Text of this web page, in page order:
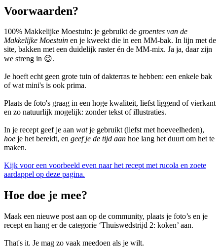
Voorwaarden?
100% Makkelijke Moestuin: je gebruikt de groentes van de
Makkelijke Moestuin en je kweekt die in een MM-bak. In lijn met de
site, bakken met een duidelijk raster én de MM-mix. Ja ja, daar zijn
we streng in 😉.
Je hoeft echt geen grote tuin of dakterras te hebben: een enkele bak
of wat mini's is ook prima.
Plaats de foto's graag in een hoge kwaliteit, liefst liggend of vierkant
en zo natuurlijk mogelijk: zonder tekst of illustraties.
In je recept geef je aan watje gebruikt (liefst met hoeveelheden),
hoe je het bereidt, en geef je de tijd aan hoe lang het duurt om het te
maken.
Kijk voor een voorbeeld even naar het recept met rucola en zoete
aardappel op deze pagina.
Hoe doe je mee?
Maak een nieuwe post aan op de community, plaats je foto’s en je
recept en hang er de categorie ‘Thuiswedstrijd 2: koken’ aan.
That's it. Je mag zo vaak meedoen als je wilt.